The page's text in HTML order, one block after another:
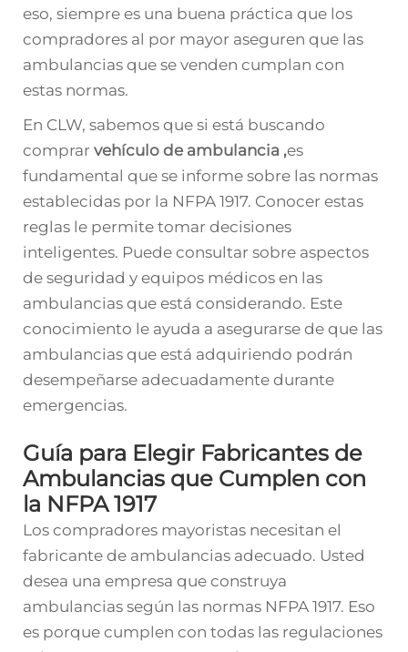
eso, siempre es una buena práctica que los
compradores al por mayor aseguren que las
ambulancias que se venden cumplan con
estas normas.
En CLW, sabemos que si está buscando
comprar vehículo de ambulancia ,es
fundamental que se informe sobre las normas
establecidas por la NFPA 1917. Conocer estas
reglas le permite tomar decisiones
inteligentes. Puede consultar sobre aspectos
de seguridad y equipos médicos en las
ambulancias que está considerando. Este
conocimiento le ayuda a asegurarse de que las
ambulancias que está adquiriendo podrán
desempeñarse adecuadamente durante
emergencias.
Guía para Elegir Fabricantes de
Ambulancias que Cumplen con
la NFPA 1917
Los compradores mayoristas necesitan el
fabricante de ambulancias adecuado. Usted
desea una empresa que construya
ambulancias según las normas NFPA 1917. Eso
es porque cumplen con todas las regulaciones